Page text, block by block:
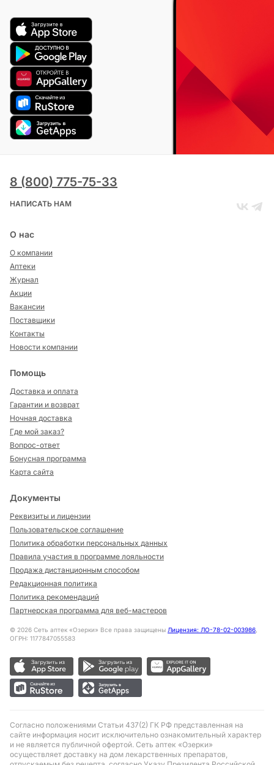
8 (800) 775-75-33
НАПИСАТЬ НАМ
О нас
О компании
Аптеки
Журнал
Акции
Вакансии
Поставщики
Контакты
Новости компании
Помощь
Доставка и оплата
Гарантии и возврат
Ночная доставка
Где мой заказ?
Вопрос-ответ
Бонусная программа
Карта сайта
Документы
Реквизиты и лицензии
Пользовательское соглашение
Политика обработки персональных данных
Правила участия в программе лояльности
Продажа дистанционным способом
Редакционная политика
Политика рекомендаций
Партнерская программа для веб-мастеров
© 2026 Сеть аптек «Озерки» Все права защищены Лицензия: ЛО-78-02-003986,
ОГРН: 1177847055583
Согласно положениями Статьи 437(2) ГК РФ представленная на
сайте информация носит исключительно ознакомительный характер
и не является публичной офертой. Сеть аптек «Озерки»
осуществляет доставку на дом лекарственных препаратов,